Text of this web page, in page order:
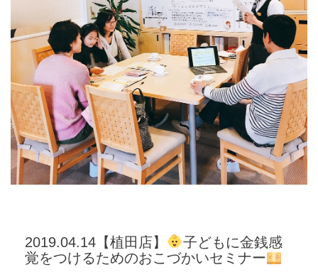
2019.04.14【植田店】
子どもに金銭感
覚をつけるためのおこづかいセミナー